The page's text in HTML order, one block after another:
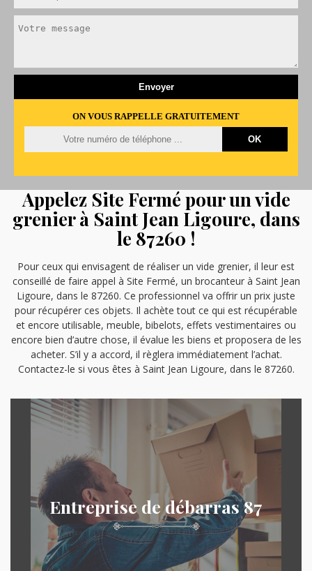
ON VOUS RAPPELLE GRATUITEMENT
Appelez Site Fermé pour un vide
grenier à Saint Jean Ligoure, dans
le 87260 !
Pour ceux qui envisagent de réaliser un vide grenier, il leur est
conseillé de faire appel à Site Fermé, un brocanteur à Saint Jean
Ligoure, dans le 87260. Ce professionnel va offrir un prix juste
pour récupérer ces objets. Il achète tout ce qui est récupérable
et encore utilisable, meuble, bibelots, effets vestimentaires ou
encore bien d’autre chose, il évalue les biens et proposera de les
acheter. S’il y a accord, il règlera immédiatement l’achat.
Contactez-le si vous êtes à Saint Jean Ligoure, dans le 87260.
Entreprise de débarras 87